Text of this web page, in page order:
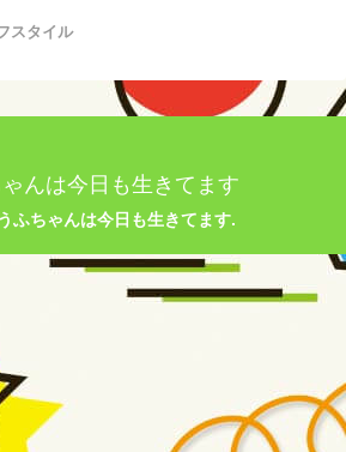
スタイル
んは今日も生きてます
ふちゃんは今日も生きてます.